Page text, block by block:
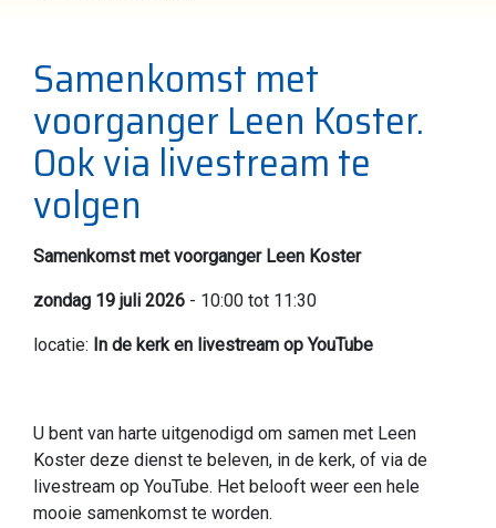
Samenkomst met
voorganger Leen Koster.
Ook via livestream te
volgen
Samenkomst met voorganger Leen Koster
zondag 19 juli 2026 - 10:00 tot 11:30
locatie: In de kerk en livestream op YouTube
U bent van harte uitgenodigd om samen met Leen
Koster deze dienst te beleven, in de kerk, of via de
livestream op YouTube. Het belooft weer een hele
mooie samenkomst te worden.